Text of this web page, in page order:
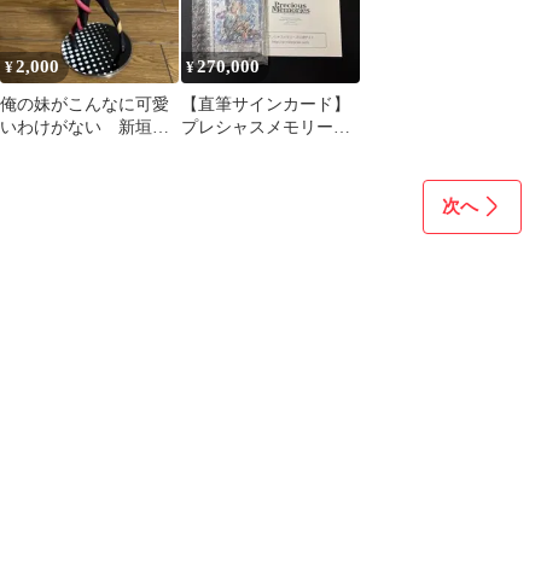
¥2,000
俺の妹がこんなに可愛
いわけがない 新垣あ
¥270,000
【直筆サインカード】
プレシャスメモリーズ
次へ